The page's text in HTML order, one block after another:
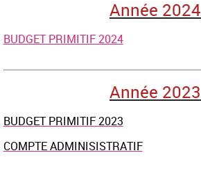
Année 2024
BUDGET PRIMITIF 2024
Année 2023
BUDGET PRIMITIF 2023
COMPTE ADMINISISTRATIF